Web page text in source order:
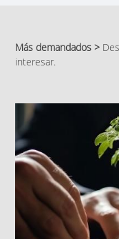
Más demandados >
interesar.